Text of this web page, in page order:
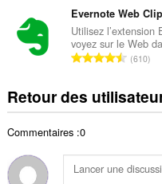
e
s
:
d
e
n
o
e
s
o
t
a
e
n
e
m
b
r
e
o
t
d
e
Evernote Web
Utilisez l’extension
voyez sur le Web
N
b
t
o
610
Retour des
Commentaires :0